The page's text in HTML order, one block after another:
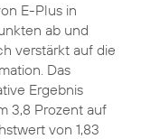
E-Plus in
ab und
verstärkt auf die
Das
Ergebnis
3,8 Prozent auf
von 1,83